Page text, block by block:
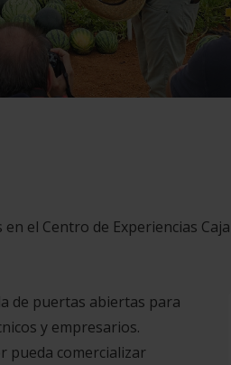
el Centro de Experiencias
de puertas abiertas para
y empresarios.
pueda comercializar